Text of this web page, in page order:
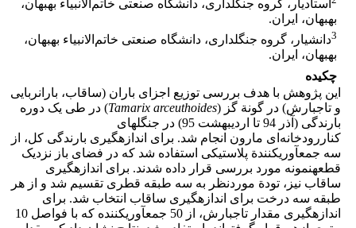
استادیار، گروه جنگلداری، دانشگاه صنعتی خاتم‌الانبیاء بهبهان،
بهبهان، ایران.
3دانشیار، گروه جنگلداری، دانشگاه صنعتی خاتم‌الانبیاء بهبهان،
بهبهان، ایران.
چکیده
این پژوهش با هدف بررسی توزیع اجزای باران (ساقاب، باران­ربایی
و تا­ج­بارش) در گونة گز (Tamarix arceuthoides) در طی یک دوره
بارندگی (آذر 94 تا اردیبهشت 95) در جنگل­های
کنار­رودخانه‌ای مارون انجام شد. برای اندازه­گیری بارندگی کل، از
سه جمع­آوری­کنندة پلاستیکی استفاده شد که در فضای باز نزدیک
قطعه­نمونه مورد بررسی قرار داده شدند. برای اندازه­گیری
ساقاب نیز، تودة موردنظر به سه طبقه قطری تقسیم شد و از هر
طبقه سه درخت برای اندازه­گیری ساقاب انتخاب شد. برای
اندازه­گیری مقدار تاج­بارش، از 50 جمع­آوری­کننده که با فواصل 10